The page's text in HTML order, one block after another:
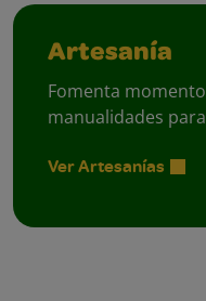
Artesanía
Fomenta
manualidades
Ver Artesanías